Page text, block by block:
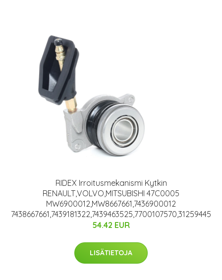
RIDEX Irroitusmekanismi Kytkin
RENAULT,VOLVO,MITSUBISHI 47C0005
MW6900012,MW8667661,7436900012
7438667661,7439181322,7439463525,7700107570,31259445
54.42 EUR
LISÄTIETOJA